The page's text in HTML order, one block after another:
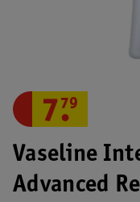
Vaseline
Advanced
7.
79